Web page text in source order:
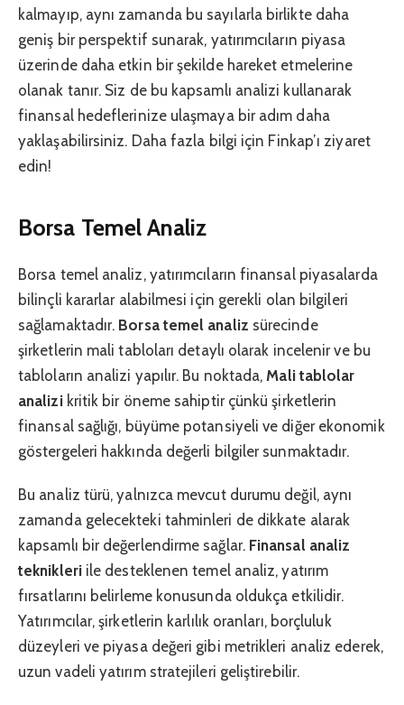
kalmayıp, aynı zamanda bu sayılarla birlikte daha
geniş bir perspektif sunarak, yatırımcıların piyasa
üzerinde daha etkin bir şekilde hareket etmelerine
olanak tanır. Siz de bu kapsamlı analizi kullanarak
finansal hedeflerinize ulaşmaya bir adım daha
yaklaşabilirsiniz. Daha fazla bilgi için Finkap’ı ziyaret
edin!
Borsa Temel Analiz
Borsa temel analiz, yatırımcıların finansal piyasalarda
bilinçli kararlar alabilmesi için gerekli olan bilgileri
sağlamaktadır. Borsa temel analiz sürecinde
şirketlerin mali tabloları detaylı olarak incelenir ve bu
tabloların analizi yapılır. Bu noktada, Mali tablolar
analizikritik bir öneme sahiptir çünkü şirketlerin
finansal sağlığı, büyüme potansiyeli ve diğer ekonomik
göstergeleri hakkında değerli bilgiler sunmaktadır.
Bu analiz türü, yalnızca mevcut durumu değil, aynı
zamanda gelecekteki tahminleri de dikkate alarak
kapsamlı bir değerlendirme sağlar. Finansal analiz
teknikleriile desteklenen temel analiz, yatırım
fırsatlarını belirleme konusunda oldukça etkilidir.
Yatırımcılar, şirketlerin karlılık oranları, borçluluk
düzeyleri ve piyasa değeri gibi metrikleri analiz ederek,
uzun vadeli yatırım stratejileri geliştirebilir.